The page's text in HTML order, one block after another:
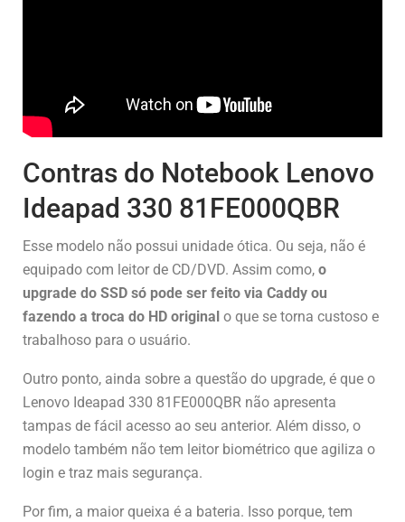
Contras do Notebook Lenovo
Ideapad 330 81FE000QBR
Esse modelo não possui unidade ótica. Ou seja, não é
equipado com leitor de CD/DVD. Assim como, o
upgrade do SSD só pode ser feito via Caddy ou
fazendo a troca do HD original o que se torna custoso e
trabalhoso para o usuário.
Outro ponto, ainda sobre a questão do upgrade, é que o
Lenovo Ideapad 330 81FE000QBR não apresenta
tampas de fácil acesso ao seu anterior. Além disso, o
modelo também não tem leitor biométrico que agiliza o
login e traz mais segurança.
Por fim, a maior queixa é a bateria. Isso porque, tem